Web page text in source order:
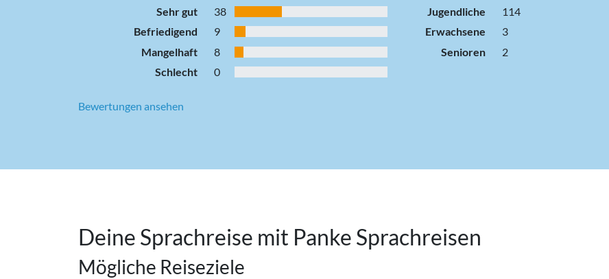
Sehr gut
38
Befriedigend
9
Mangelhaft
8
Schlecht
0
Jugendliche
114
Erwachsene
3
Senioren
2
Bewertungen ansehen
Deine Sprachreise mit Panke Sprachreisen
Mögliche Reiseziele